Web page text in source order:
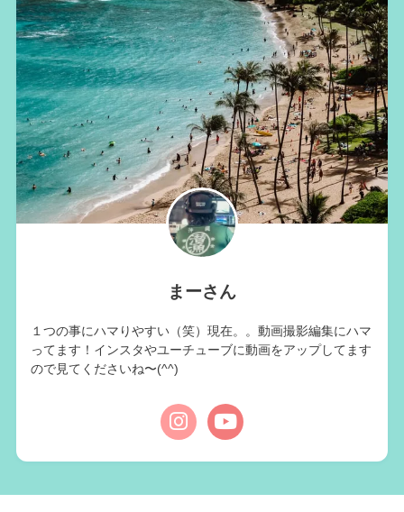
まーさん
１つの事にハマりやすい（笑）現在。。動画撮影編集にハマ
ってます！インスタやユーチューブに動画をアップしてます
ので見てくださいね〜(^^)